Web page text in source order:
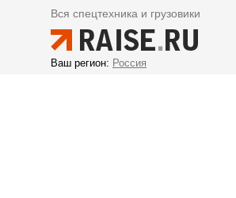
Вся спецтехника и грузовики
Ваш регион: Россия